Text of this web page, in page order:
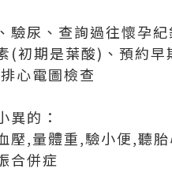
驗尿、查詢過往懷孕
(初期是葉酸)、預約
心電圖檢查
異的：
壓,量體重,驗小便,聽胎
合併症